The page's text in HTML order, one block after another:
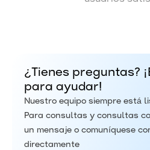
¿Tienes preguntas?
para ayudar!
Nuestro equipo siempre está
Para consultas y consultas
un mensaje o comuníquese
directamente